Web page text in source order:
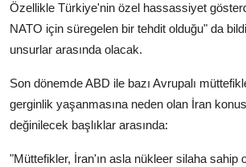
Özellikle Türkiye'nin özel hassassiyet
NATO için süregelen bir tehdit olduğu" da
unsurlar arasında olacak.
Son dönemde ABD ile bazı Avrupalı
gerginlik yaşanmasına neden olan İran
değinilecek başlıklar arasında:
"Müttefikler, İran'ın asla nükleer silaha sahip